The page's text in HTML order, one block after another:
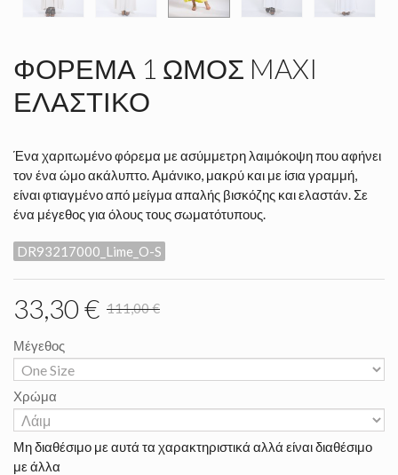
ΦΌΡΕΜΑ 1 ΏΜΟΣ MAXI
ΕΛΑΣΤΙΚΌ
Ένα χαριτωμένο φόρεμα με ασύμμετρη λαιμόκοψη που αφήνει
τον ένα ώμο ακάλυπτο. Αμάνικο, μακρύ και με ίσια γραμμή,
είναι φτιαγμένο από μείγμα απαλής βισκόζης και ελαστάν. Σε
ένα μέγεθος για όλους τους σωματότυπους.
DR93217000_Lime_O-S
33,30 € 111,00 €
Μέγεθος
Χρώμα
Μη διαθέσιμο με αυτά τα χαρακτηριστικά αλλά είναι διαθέσιμο
με άλλα